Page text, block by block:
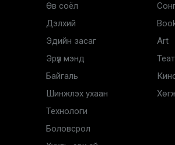
Өв соёл
Дэлхий
Эдийн засаг
Эрүүл мэнд
Байгаль
Шинжлэх ухаан
Технологи
Боловсрол
Art